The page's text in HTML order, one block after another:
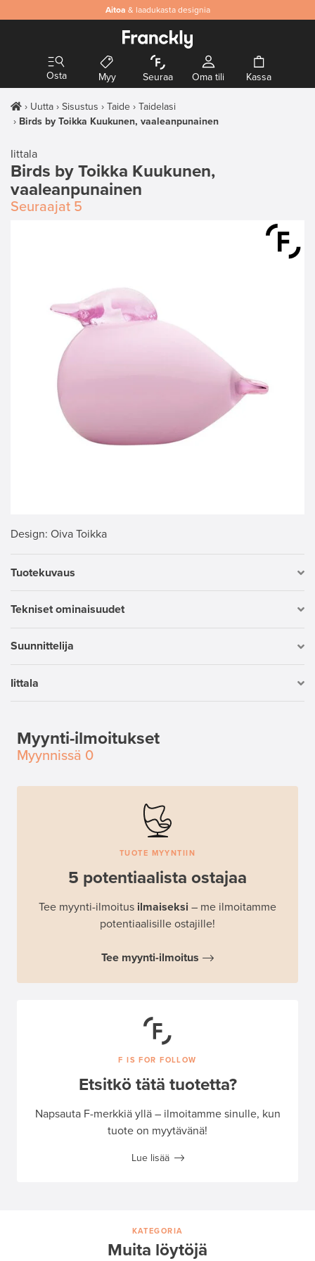
Aitoa & laadukasta designia
Osta Myy Seuraa Oma tili Kassa
Uutta Sisustus Taide
Taidelasi
Birds by Toikka Kuukunen, vaaleanpunainen
Iittala
Birds by Toikka Kuukunen,
vaaleanpunainen
Seuraajat 5
Design: Oiva Toikka
Tuotekuvaus
Tekniset ominaisuudet
Suunnittelija
Iittala
Myynti-ilmoitukset
Myynnissä 0
TUOTE MYYNTIIN
5 potentiaalista ostajaa
Tee myynti-ilmoitus ilmaiseksi – me ilmoitamme
potentiaalisille ostajille!
Tee myynti-ilmoitus
F IS FOR FOLLOW
Etsitkö tätä tuotetta?
Napsauta F-merkkiä yllä – ilmoitamme sinulle, kun
tuote on myytävänä!
Lue lisää
KATEGORIA
Muita löytöjä